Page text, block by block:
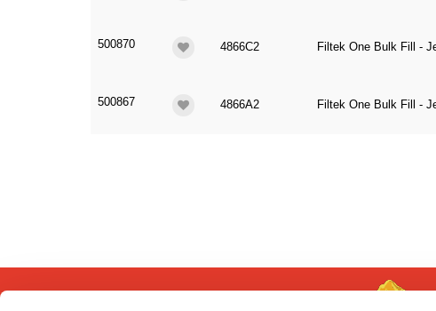
500870 4866C2 Filtek One Bulk Fill -
500867 4866A2 Filtek One Bulk Fill -